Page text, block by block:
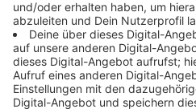
Und in Ahaus, Borken,
Gronau ist die Zahl der
dafür sei unter anderem das
Raupenentwicklung
seit Jahren laufende